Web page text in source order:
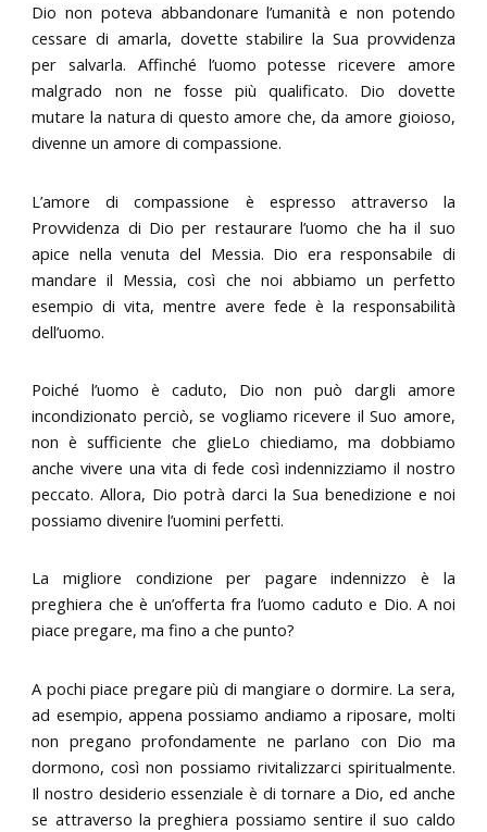
Dio non poteva abbandonare l’umanità e non potendo
cessare di amarla, dovette stabilire la Sua provvidenza
per salvarla. Affinché l’uomo potesse ricevere amore
malgrado non ne fosse più qualificato. Dio dovette
mutare la natura di questo amore che, da amore gioioso,
divenne un amore di compassione.
L’amore di compassione è espresso attraverso la
Provvidenza di Dio per restaurare l’uomo che ha il suo
apice nella venuta del Messia. Dio era responsabile di
mandare il Messia, così che noi abbiamo un perfetto
esempio di vita, mentre avere fede è la responsabilità
dell’uomo.
Poiché l’uomo è caduto, Dio non può dargli amore
incondizionato perciò, se vogliamo ricevere il Suo amore,
non è sufficiente che glieLo chiediamo, ma dobbiamo
anche vivere una vita di fede così indennizziamo il nostro
peccato. Allora, Dio potrà darci la Sua benedizione e noi
possiamo divenire l’uomini perfetti.
La migliore condizione per pagare indennizzo è la
preghiera che è un’offerta fra l’uomo caduto e Dio. A noi
piace pregare, ma fino a che punto?
A pochi piace pregare più di mangiare o dormire. La sera,
ad esempio, appena possiamo andiamo a riposare, molti
non pregano profondamente ne parlano con Dio ma
dormono, così non possiamo rivitalizzarci spiritualmente.
Il nostro desiderio essenziale è di tornare a Dio, ed anche
se attraverso la preghiera possiamo sentire il suo caldo